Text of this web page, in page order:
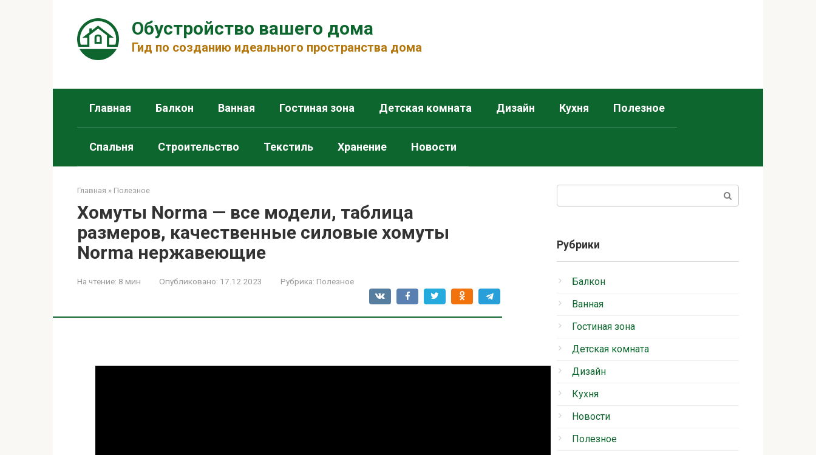
Обустройство вашего дома
Гид по созданию идеального пространства дома
Главная Балкон Ванная Гостиная зона Детская комната Дизайн Кухня Полезное
Спальня Строительство Текстиль Хранение Новости
Главная » Полезное
Хомуты Norma — все модели, таблица
размеров, качественные силовые хомуты
Norma нержавеющие
На чтение: 8 мин Опубликовано: 17.12.2023 Рубрика: Полезное
Рубрики
Балкон
Ванная
Гостиная зона
Детская комната
Дизайн
Кухня
Новости
Полезное